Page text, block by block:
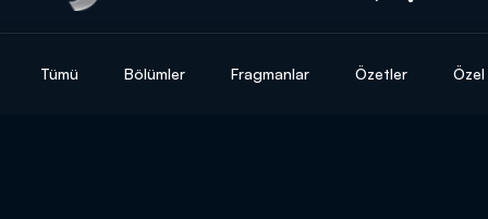
Tümü Bölümler Fragmanlar Özetler